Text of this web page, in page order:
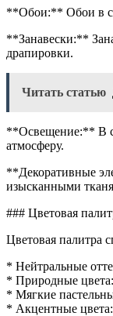
**Обои:** Обои в
**Занавески:**
драпировки.
Читать статью
**Освещение:** В
атмосферу.
**Декоративные
изысканными
### Цветовая
Цветовая палитра
* Нейтральные
* Природные
* Мягкие
* Акцентные